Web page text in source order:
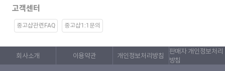
고객센터
중고샵관련FAQ 중고샵1:1문의
회사소개 이용약관 개인정보처리방침
판매자 개인정보처리
방침